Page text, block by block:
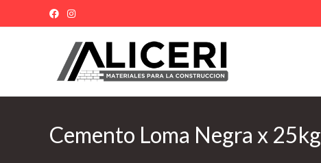
Cemento Loma Negra x 25kg